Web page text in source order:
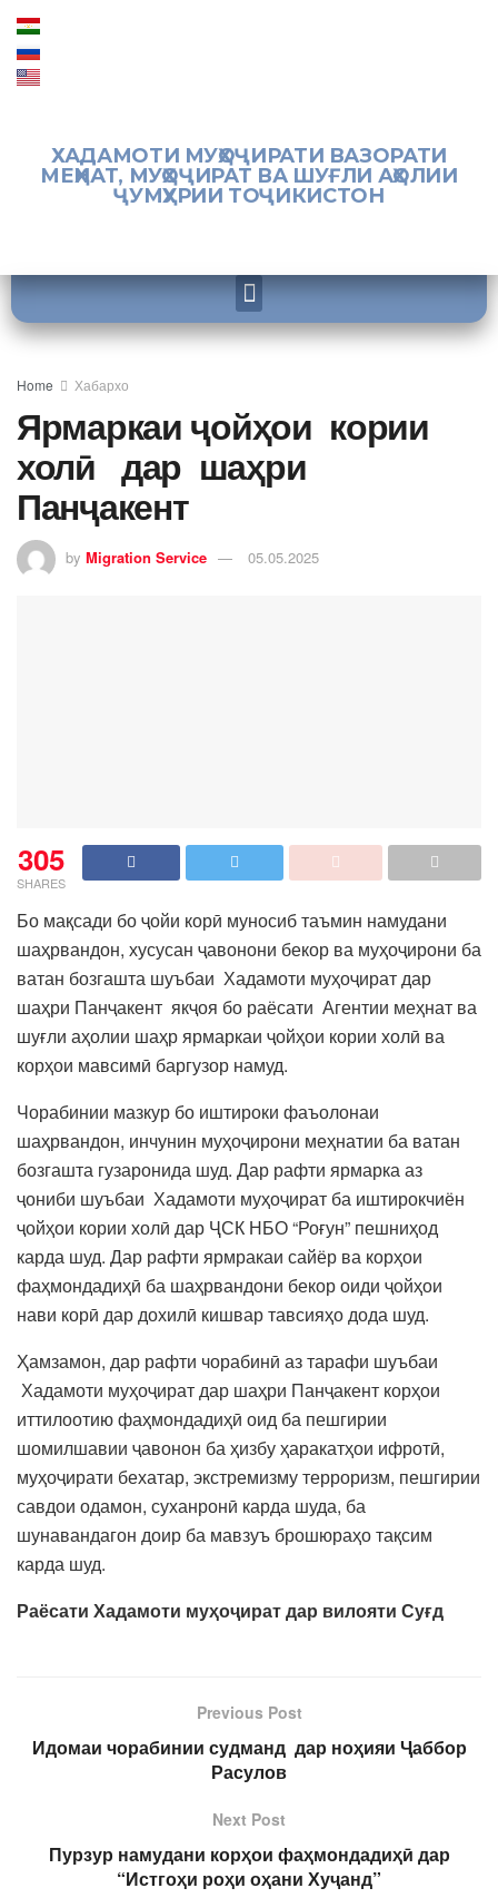
ХАДАМОТИ МУҲОҶИРАТИ ВАЗОРАТИ
МЕҲНАТ, МУҲОҶИРАТ ВА ШУҒЛИ АҲОЛИИ
ҶУМҲУРИИ ТОҶИКИСТОН
Home Хабархо
Ярмаркаи ҷойҳои кории
холӣ дар шаҳри
Панҷакент
by Migration Service 05.05.2025
305
SHARES
Бо мақсади бо ҷойи корӣ муносиб таъмин намудани
шаҳрвандон, хусусан ҷавонони бекор ва муҳоҷирони ба
ватан бозгашта шуъбаи Хадамоти муҳоҷират дар
шаҳри Панҷакент якҷоя бо раёсати Агентии меҳнат ва
шуғли аҳолии шаҳр ярмаркаи ҷойҳои кории холӣ ва
корҳои мавсимӣ баргузор намуд.
Чорабинии мазкур бо иштироки фаъолонаи
шаҳрвандон, инчунин муҳоҷирони меҳнатии ба ватан
бозгашта гузаронида шуд. Дар рафти ярмарка аз
ҷониби шуъбаи Хадамоти муҳоҷират ба иштирокчиён
ҷойҳои кории холӣ дар ҶСК НБО “Роғун” пешниҳод
карда шуд. Дар рафти ярмракаи сайёр ва корҳои
фаҳмондадиҳӣ ба шаҳрвандони бекор оиди ҷойҳои
нави корӣ дар дохилӣ кишвар тавсияҳо дода шуд.
Ҳамзамон, дар рафти чорабинӣ аз тарафи шуъбаи
Хадамоти муҳоҷират дар шаҳри Панҷакент корҳои
иттилоотию фаҳмондадиҳӣ оид ба пешгирии
шомилшавии ҷавонон ба ҳизбу ҳаракатҳои ифротӣ,
муҳоҷирати бехатар, экстремизму терроризм, пешгирии
савдои одамон, суханронӣ карда шуда, ба
шунавандагон доир ба мавзуъ брошюраҳо тақсим
карда шуд.
Раёсати Хадамоти муҳоҷират дар вилояти Суғд
Previous Post
Идомаи чорабинии судманд дар ноҳияи Ҷаббор
Расулов
Next Post
Пурзур намудани корҳои фаҳмондадиҳӣ дар
“Истгоҳи роҳи оҳани Хуҷанд”